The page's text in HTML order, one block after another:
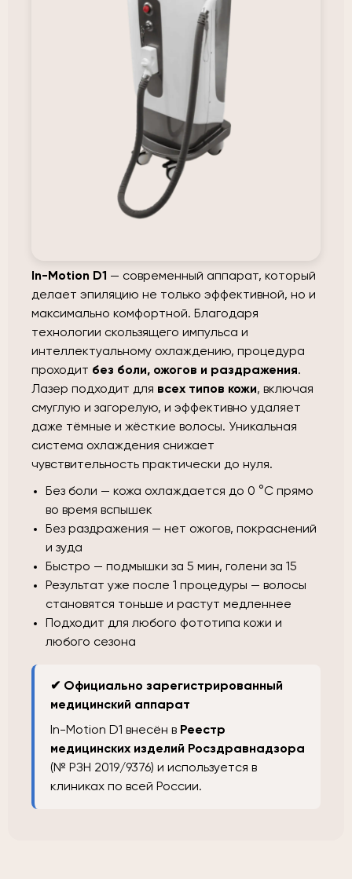
In-Motion D1 — современный аппарат, который
делает эпиляцию не только эффективной, но и
максимально комфортной. Благодаря
технологии скользящего импульса и
интеллектуальному охлаждению, процедура
проходит без боли, ожогов и раздражения.
Лазер подходит для всех типов кожи, включая
смуглую и загорелую, и эффективно удаляет
даже тёмные и жёсткие волосы. Уникальная
система охлаждения снижает
чувствительность практически до нуля.
Без боли — кожа охлаждается до 0 °C прямо
во время вспышек
Без раздражения — нет ожогов, покраснений
и зуда
Быстро — подмышки за 5 мин, голени за 15
Результат уже после 1 процедуры — волосы
становятся тоньше и растут медленнее
Подходит для любого фототипа кожи и
любого сезона
✔ Официально зарегистрированный
медицинский аппарат
In-Motion D1 внесён в Реестр
медицинских изделий Росздравнадзора
(№ РЗН 2019/9376) и используется в
клиниках по всей России.